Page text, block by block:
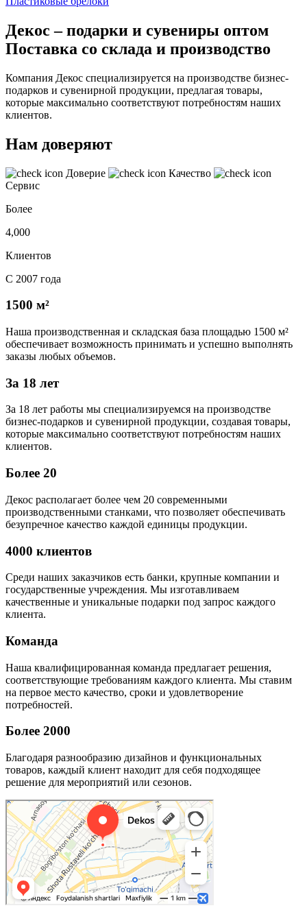
Декос – подарки и сувениры оптом
Поставка со склада и производство
Компания Декос специализируется на производстве бизнес-
подарков и сувенирной продукции, предлагая товары,
которые максимально соответствуют потребностям наших
клиентов.
Нам доверяют
Доверие
Качество
Сервис
Более
4,000
Клиентов
С 2007 года
1500 м²
Наша производственная и складская база площадью 1500 м²
обеспечивает возможность принимать и успешно выполнять
заказы любых объемов.
За 18 лет
За 18 лет работы мы специализируемся на производстве
бизнес-подарков и сувенирной продукции, создавая товары,
которые максимально соответствуют потребностям наших
клиентов.
Более 20
Декос располагает более чем 20 современными
производственными станками, что позволяет обеспечивать
безупречное качество каждой единицы продукции.
4000 клиентов
Среди наших заказчиков есть банки, крупные компании и
государственные учреждения. Мы изготавливаем
качественные и уникальные подарки под запрос каждого
клиента.
Команда
Наша квалифицированная команда предлагает решения,
соответствующие требованиям каждого клиента. Мы ставим
на первое место качество, сроки и удовлетворение
потребностей.
Более 2000
Благодаря разнообразию дизайнов и функциональных
товаров, каждый клиент находит для себя подходящее
решение для мероприятий или сезонов.